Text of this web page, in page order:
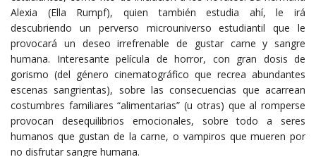
Alexia (Ella Rumpf), quien también estudia ahí, le irá
descubriendo un perverso microuniverso estudiantil que le
provocará un deseo irrefrenable de gustar carne y sangre
humana. Interesante película de horror, con gran dosis de
gorismo (del género cinematográfico que recrea abundantes
escenas sangrientas), sobre las consecuencias que acarrean
costumbres familiares “alimentarias” (u otras) que al romperse
provocan desequilibrios emocionales, sobre todo a seres
humanos que gustan de la carne, o vampiros que mueren por
no disfrutar sangre humana.